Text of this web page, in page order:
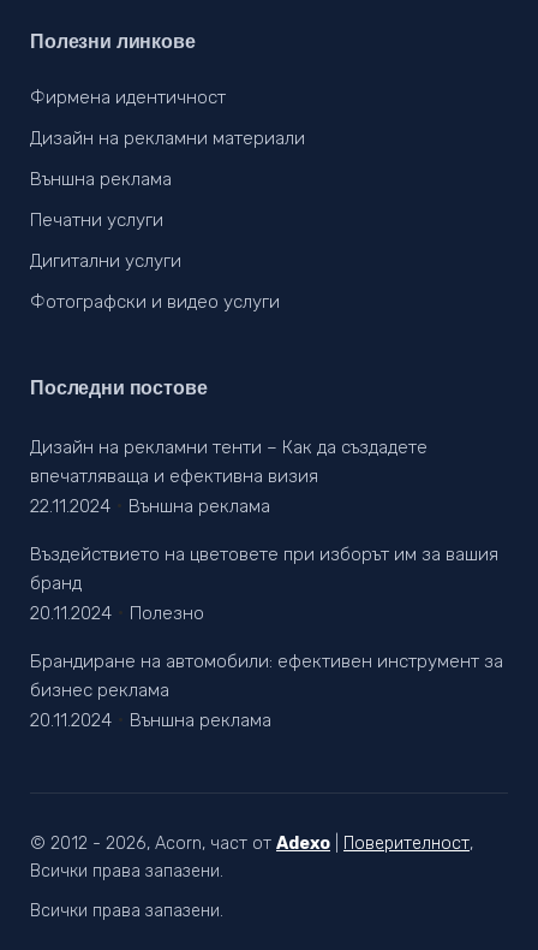
Полезни линкове
Фирмена идентичност
Дизайн на рекламни материали
Външна реклама
Печатни услуги
Дигитални услуги
Фотографски и видео услуги
Последни постове
Дизайн на рекламни тенти – Как да създадете
впечатляваща и ефективна визия
22.11.2024
Външна реклама
Въздействието на цветовете при изборът им за вашия
бранд
20.11.2024
Полезно
Брандиране на автомобили: ефективен инструмент за
бизнес реклама
20.11.2024
Външна реклама
© 2012 - 2026, Acorn, част от Adexo Поверителност,
Всички права запазени.
Всички права запазени.